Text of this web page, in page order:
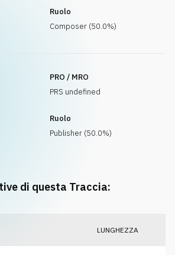
Ruolo
Composer (50.0%)
PRO / MRO
PRS undefined
Ruolo
Publisher (50.0%)
di questa Traccia:
LUNGHEZZA